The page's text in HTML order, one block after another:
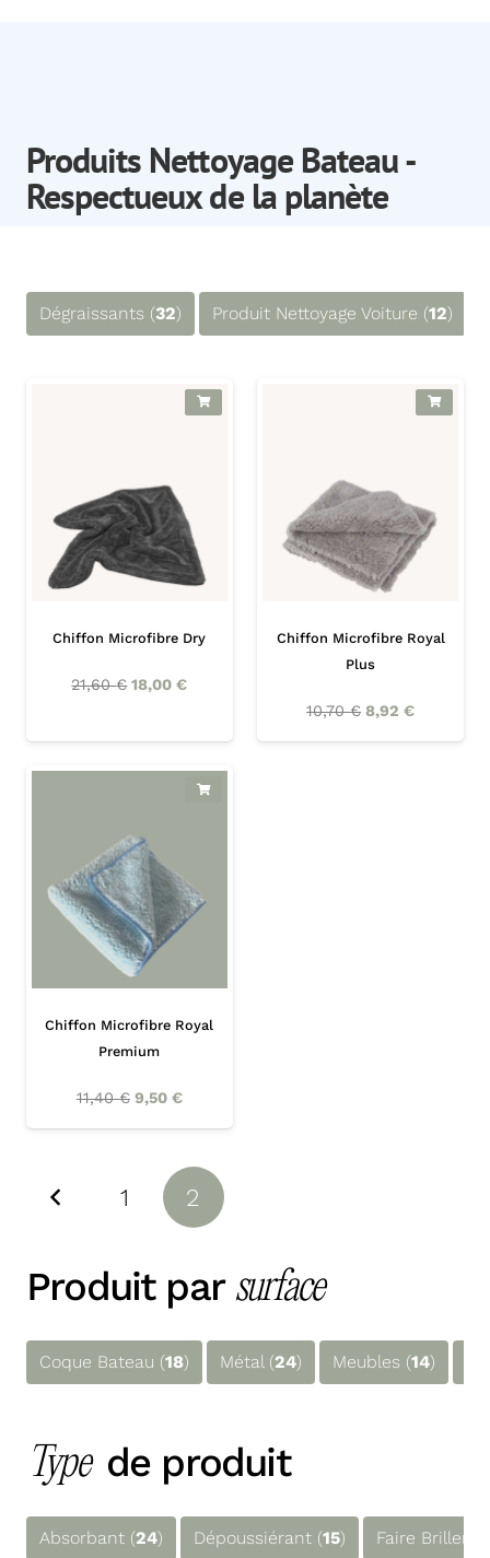
Produits Nettoyage Bateau -
Respectueux de la planète
Dégraissants (32) Produit Nettoyage Voiture (12)
Chiffon Microfibre Dry
21,60€ 18,00€
Chiffon Microfibre Royal
Plus
10,70€ 8,92€
Chiffon Microfibre Royal
Premium
11,40€ 9,50 €
1 2
Produit par surface
Coque Bateau (18) Métal (24) Meubles (14)
Type de produit
Absorbant (24) Dépoussiérant (15) Faire Briller (